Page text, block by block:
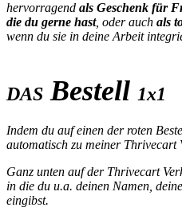
hervorragend als Geschenk für
die du gerne hast, oder auch als
wenn du sie in deine Arbeit
DAS Bestell 1x1
Indem du auf einen der roten
automatisch zu meiner Thrivecart
Ganz unten auf der Thrivecart
in die du u.a. deinen Namen,
eingibst.